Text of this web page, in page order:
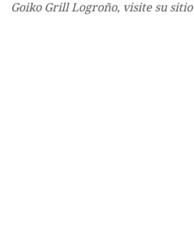
Goiko Grill Logroño, visite su sitio